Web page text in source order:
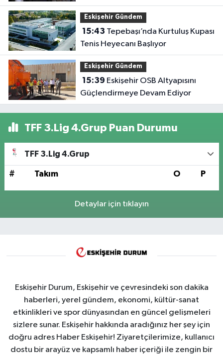
Eskişehir Gündem
15:43
Tenis Heyecanı Başlıyor
Eskişehir Gündem
15:39
Güçlendirmeye Devam Ediyor
TFF 3.Lig 4.Grup Puan Durumu
TFF 3.Lig 4.Grup
# Takım O P
Detaylar için tıklayın
Eskişehir Durum, Eskişehir ve çevresindeki son dakika
haberleri, yerel gündem, ekonomi, kültür-sanat
etkinlikleri ve spor dünyasından en güncel gelişmeleri
sizlere sunar. Eskişehir hakkında aradığınız her şey için
doğru adres Haber Eskişehir! Ziyaretçilerimize, kullanıcı
dostu bir arayüz ve kapsamlı haber içeriği ile zengin bir